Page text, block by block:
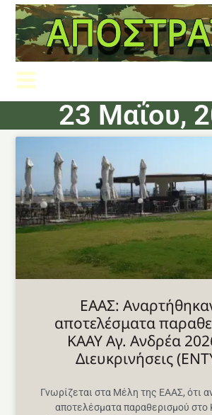
23 Μαΐου,
ΕΑΑΣ:
αποτελέσματα
ΚΑΑΥ Αγ. Ανδρέα
Διευκρινήσεις
Γνωρίζεται στα Μέλη της ΕΑΑΣ, ότι
αποτελέσματα παραθερισμού στο